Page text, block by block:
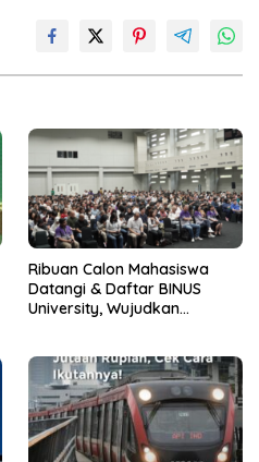
Ribuan Calon Mahasiswa
Datangi & Daftar BINUS
University, Wujudkan